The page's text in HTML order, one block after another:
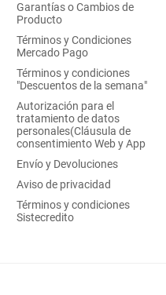
Garantías o Cambios de
Producto
Términos y Condiciones
Mercado Pago
Términos y condiciones
"Descuentos de la semana"
Autorización para el
tratamiento de datos
personales(Cláusula de
consentimiento Web y App
Envío y Devoluciones
Aviso de privacidad
Términos y condiciones
Sistecredito